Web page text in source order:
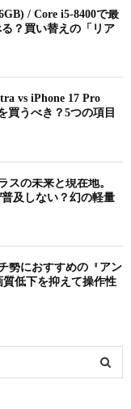
/ Core i5-8400で最
？買い替えの「リア
vs iPhone 17 Pro
買うべき？5つの項目
スの未来と現在地。
普及しない？幻の軽量
勢におすすめの『アン
低下を抑えて操作性